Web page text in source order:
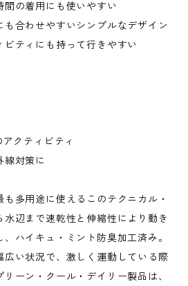
間の着用にも使いやすい
も合わせやすいシンプルなデザイン
ビティにも持って行きやすい
クティビティ
線対策に
多用途に使えるこのテクニカル・
水辺まで速乾性と伸縮性により動き
ハイキュ・ミント防臭加工済み。
い状況で、激しく運動している際
ーン・クール・デイリー製品は、